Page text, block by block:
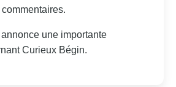
une importante
Curieux Bégin.